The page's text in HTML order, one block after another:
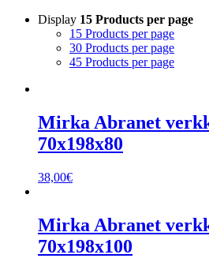
Display 15 Products per page
15 Products per page
30 Products per page
45 Products per page
Mirka Abranet
70x198x80
38,00€
Mirka Abranet
70x198x100